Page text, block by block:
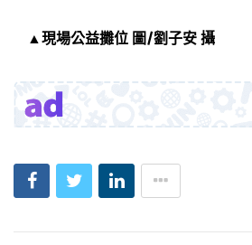
▲現場公益攤位 圖/劉子安 攝